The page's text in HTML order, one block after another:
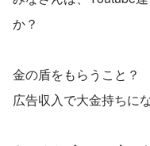
か？
金の盾をもらうこと？
広告収入で大金持ちに